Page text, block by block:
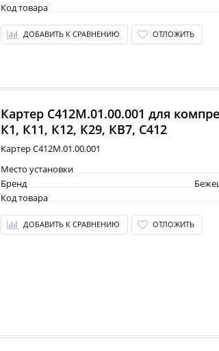
Код товара
ДОБАВИТЬ К СРАВНЕНИЮ ОТЛОЖИТЬ
Картер С412М.01.00.001 для
К1, К11, К12, К29, КВ7, С412
Картер С412М.01.00.001
Место установки
Бренд
Код товара
ДОБАВИТЬ К СРАВНЕНИЮ ОТЛОЖИТЬ